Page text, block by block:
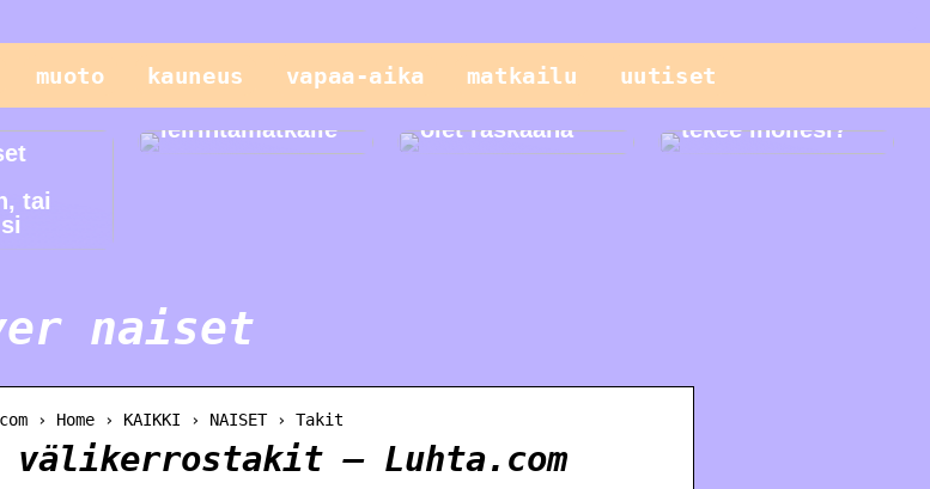
muoto kauneus vapaa-aika matkailu uutiset
tai
Helppo illallinen
leirintämatkalle
geneettisistä
testeistä, kun
olet raskaana
Mitä seerumi
tekee ihollesi?
naiset
› Home › KAIKKI › NAISET › Takit
välikerrostakit – Luhta.com